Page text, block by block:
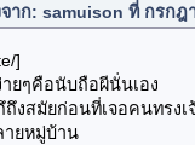
จาก: samuison ที่ กรกฎ
]
ยๆคือนับถือผีนั่นเอง
ถึงสมัยก่อนที่เจอคนทรง
ายหมู่บ้าน